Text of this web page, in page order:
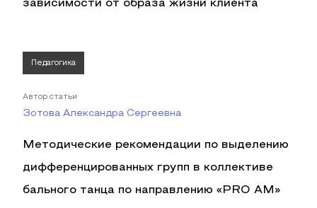
зависимости от образа жизни клиента
Педагогика
Автор статьи
Зотова Александра Сергеевна
Методические рекомендации по выделению
дифференцированных групп в коллективе
бального танца по направлению «PRO AM»